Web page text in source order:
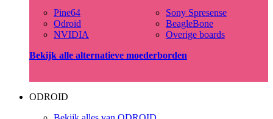
Pine64
Odroid
NVIDIA
Sony Spresense
BeagleBone
Overige boards
Bekijk alle alternatieve moederborden
ODROID